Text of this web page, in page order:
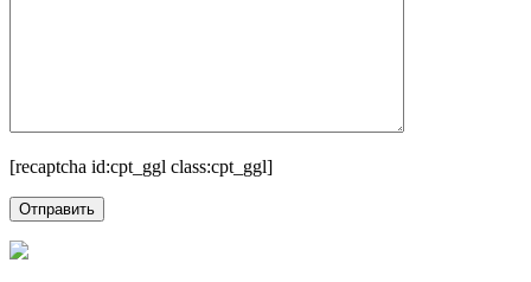
[recaptcha id:cpt_ggl class:cpt_ggl]